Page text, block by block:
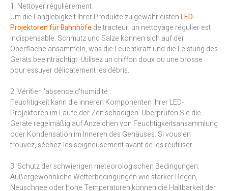
1. Nettoyer régulièrement :
Um die Langlebigkeit Ihrer Produkte zu gewährleistenLED-
Projektoren für Bahnhöfe de tracteur, un nettoyage régulier est
indispensable. Schmutz und Salze können sich auf der
Oberfläche ansammeln, was die Leuchtkraft und die Leistung des
Geräts beeinträchtigt. Utilisez un chiffon doux ou une brosse
pour essuyer délicatement les débris.
2. Vérifier l'absence d'humidité :
Feuchtigkeit kann die inneren Komponenten Ihrer LED-
Projektoren im Laufe der Zeit schädigen. Überprüfen Sie die
Geräte regelmäßig auf Anzeichen von Feuchtigkeitsansammlung
oder Kondensation im Inneren des Gehäuses. Si vous en
trouvez, séchez-les soigneusement avant de les réutiliser.
3. Schutz der schwierigen meteorologischen Bedingungen:
Außergewöhnliche Wetterbedingungen wie starker Regen,
Neuschnee oder hohe Temperaturen können die Haltbarkeit der